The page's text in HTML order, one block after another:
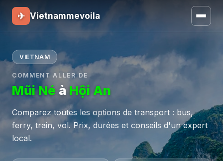
✈ Vietnammevoila
VIETNAM
COMMENT ALLER DE
Mũi NéàHội An
Comparez toutes les options de transport : bus,
ferry, train, vol. Prix, durées et conseils d'un expert
local.